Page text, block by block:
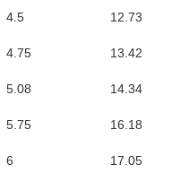
4.5 12.73
4.75 13.42
5.08 14.34
5.75 16.18
6 17.05